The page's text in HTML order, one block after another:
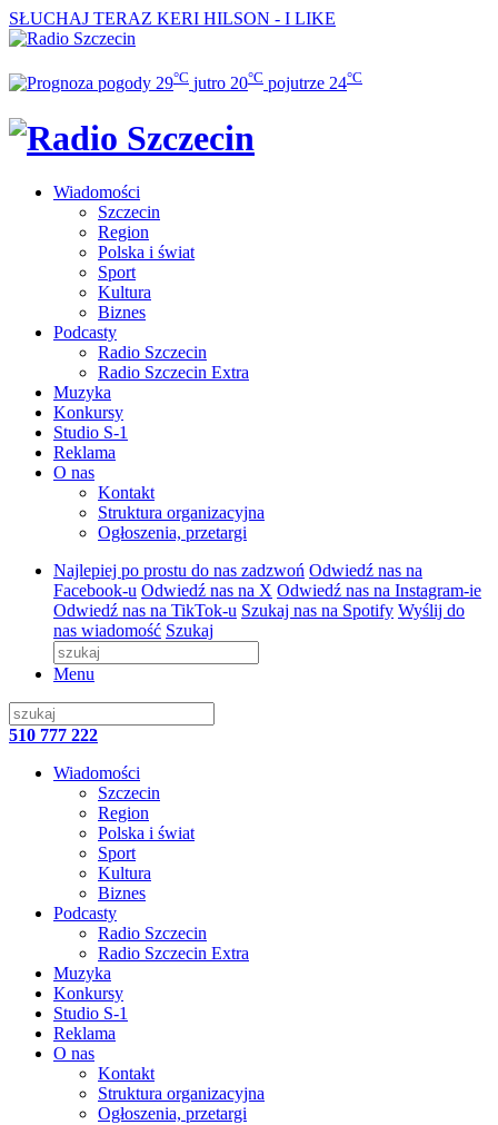
SŁUCHAJ TERAZ KERI HILSON - I LIKE
29°C jutro 20°C pojutrze 24°C
Wiadomości
Szczecin
Region
Polska i świat
Sport
Kultura
Biznes
Podcasty
Radio Szczecin
Radio Szczecin Extra
Muzyka
Konkursy
Studio S-1
Reklama
O nas
Kontakt
Struktura organizacyjna
Ogłoszenia, przetargi
Najlepiej po prostu do nas zadzwoń Odwiedź nas na
Facebook-u Odwiedź nas na X Odwiedź nas na Instagram-ie
Odwiedź nas na TikTok-u Szukaj nas na Spotify Wyślij do
nas wiadomość Szukaj
Menu
510 777 222
Wiadomości
Szczecin
Region
Polska i świat
Sport
Kultura
Biznes
Podcasty
Radio Szczecin
Radio Szczecin Extra
Muzyka
Konkursy
Studio S-1
Reklama
O nas
Kontakt
Struktura organizacyjna
Ogłoszenia, przetargi